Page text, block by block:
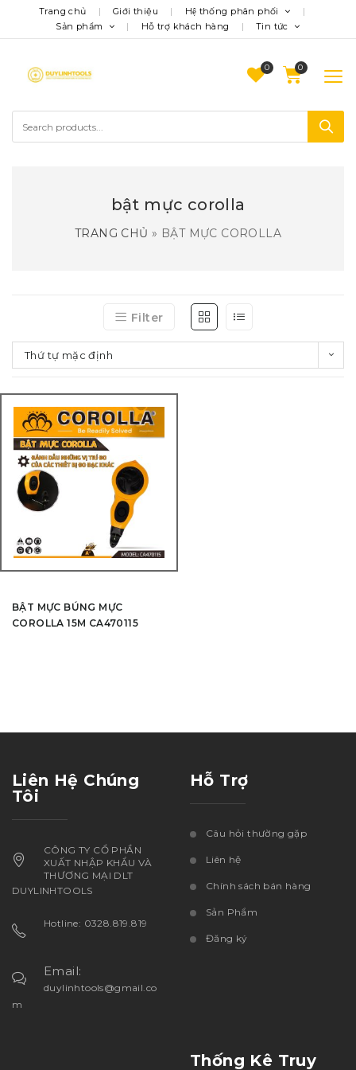
Trang chủ Giới thiệu
Hệ thống phân phối
Sản phẩm
Hỗ trợ khách hàng Tin tức
0
bật mực corolla
TRANG CHỦ » BẬT MỰC COROLLA
Filter
Thứ tự mặc định
BẬT MỰC BÚNG MỰC
COROLLA 15M CA470115
Liên Hệ Chúng
Tôi
CÔNG TY CỔ PHẦN
XUẤT NHẬP KHẨU VÀ
THƯƠNG MẠI DLT
DUYLINHTOOLS
Hotline: 0328.819.819
Email:
duylinhtools@gmail.co
m
Hỗ Trợ
Câu hỏi thường gặp
Liên hệ
Chính sách bán hàng
Sản Phẩm
Đăng ký
Thống Kê Truy